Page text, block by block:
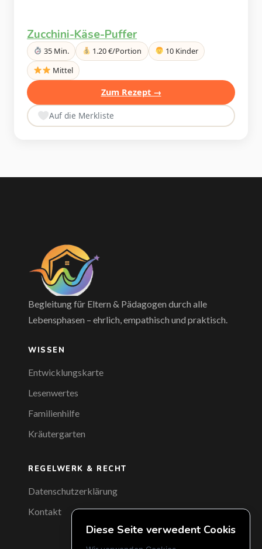
Zucchini-Käse-Puffer
35 Min. 1.20 €/Portion
10 Kinder
Mittel
Zum Rezept →
Auf die Merkliste
Begleitung für Eltern & Pädagogen durch alle
Lebensphasen – ehrlich, empathisch und praktisch.
WISSEN
Entwicklungskarte
Lesenwertes
Familienhilfe
Kräutergarten
REGELWERK & RECHT
Datenschutzerklärung
Kontakt
Diese Seite verwedent Cookis